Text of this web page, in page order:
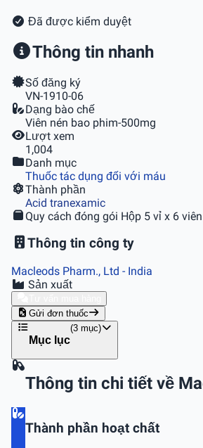
Đã được kiểm duyệt
Thông tin nhanh
Số đăng ký
VN-1910-06
Dạng bào chế
Viên nén bao phim-500mg
Lượt xem
1,004
Danh mục
Thuốc tác dụng đối với máu
Thành phần
Acid tranexamic
Quy cách đóng gói Hộp 5 vỉ x 6 viên
Thông tin công ty
Macleods Pharm., Ltd - India
Sản xuất
Gửi đơn thuốc
Mục lục
(3 mục)
Thông tin chi tiết về
Thành phần hoạt chất